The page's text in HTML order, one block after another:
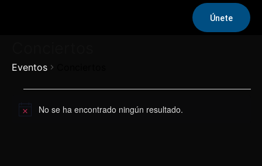
Únete
Eventos
Eventos
Aviso No se ha encontrado ningún resultado.